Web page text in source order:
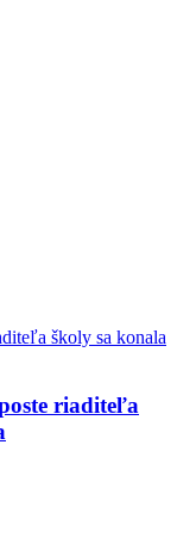
riaditeľa